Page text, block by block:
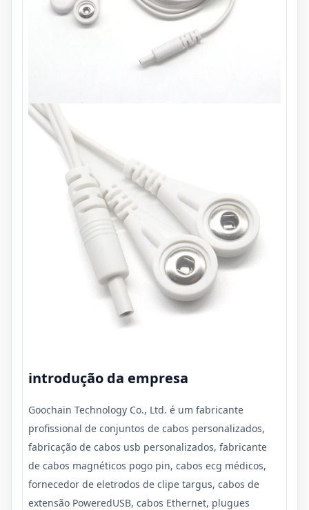
introdução da empresa
Goochain Technology Co., Ltd. é um fabricante
profissional de conjuntos de cabos personalizados,
fabricação de cabos usb personalizados, fabricante
de cabos magnéticos pogo pin, cabos ecg médicos,
fornecedor de eletrodos de clipe targus, cabos de
extensão PoweredUSB, cabos Ethernet, plugues